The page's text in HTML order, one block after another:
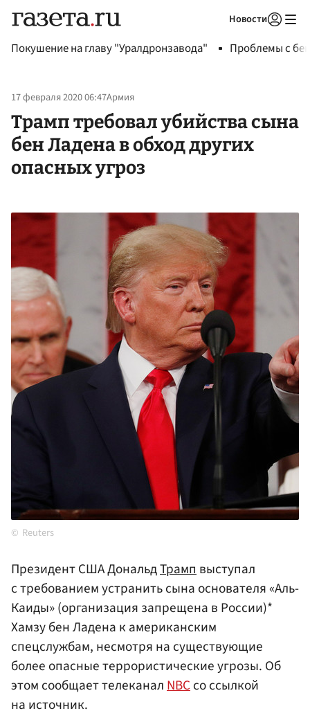
Новости
Покушение на главу "Уралдронзавода" Проблемы с
17 февраля 2020 06:47Армия
Трамп требовал убийства сына
бен Ладена в обход других
опасных угроз
Reuters
Президент США ДональдТрампвыступал
с требованием устранить сына основателя «Аль-
Каиды» (организация запрещена в России)*
Хамзу бен Ладена к американским
спецслужбам, несмотря на существующие
более опасные террористические угрозы. Об
этом сообщает телеканалNBCсо ссылкой
на источник.